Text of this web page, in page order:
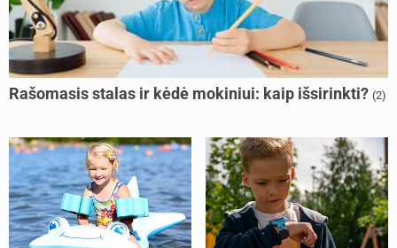
Rašomasis stalas ir kėdė mokiniui: kaip išsirinkti? (2)